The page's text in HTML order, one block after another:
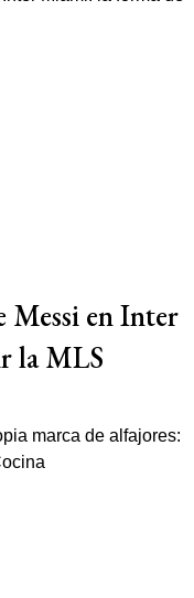
Messi en Inter
la MLS